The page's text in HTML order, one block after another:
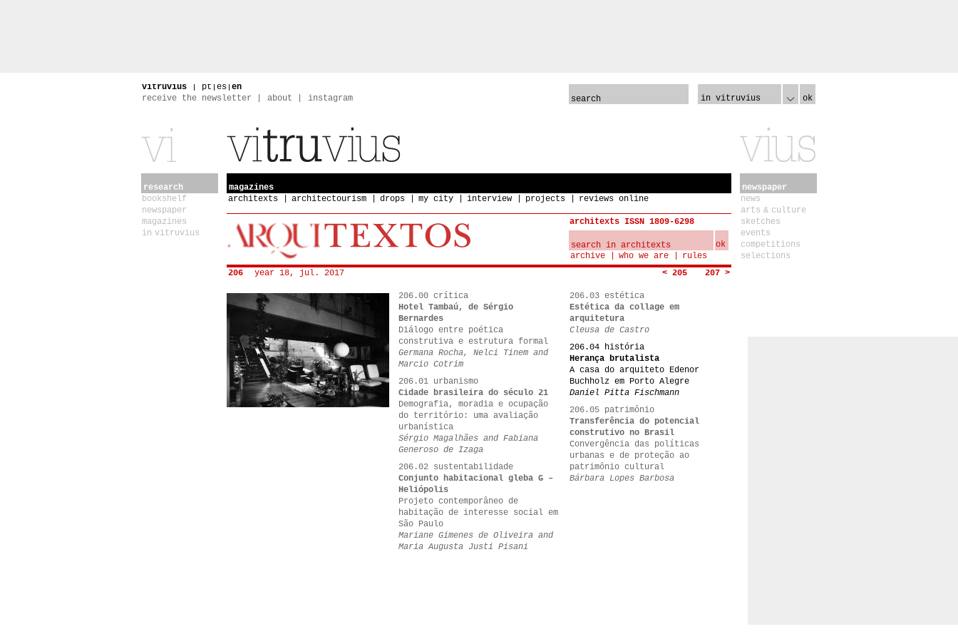
vitruvius | pt | es | en
receive the newsletter
about instagram in vitruvius ok
research
bookshelf
newspaper
magazines
in vitruvius
magazines
architexts
architectourism drops my city interview projects reviews online
architexts ISSN 1809-6298
ok
archive
who we are
rules
206
year 18, jul. 2017 < 205 207 >
206.00 crítica
Hotel Tambaú, de Sérgio
Bernardes
Diálogo entre poética
construtiva e estrutura formal
Germana Rocha, Nelci Tinem and
Marcio Cotrim
206.01 urbanismo
Cidade brasileira do século 21
Demografia, moradia e ocupação
do território: uma avaliação
urbanística
Sérgio Magalhães and Fabiana
Generoso de Izaga
206.02 sustentabilidade
Conjunto habitacional gleba G –
Heliópolis
Projeto contemporâneo de
habitação de interesse social em
São Paulo
Mariane Gimenes de Oliveira and
Maria Augusta Justi Pisani
206.03 estética
Estética da collage em
arquitetura
Cleusa de Castro
206.04 história
Herança brutalista
A casa do arquiteto Edenor
Buchholz em Porto Alegre
Daniel Pitta Fischmann
206.05 patrimônio
Transferência do potencial
construtivo no Brasil
Convergência das políticas
urbanas e de proteção ao
patrimônio cultural
Bárbara Lopes Barbosa
newspaper
news
arts & culture
sketches
events
competitions
selections